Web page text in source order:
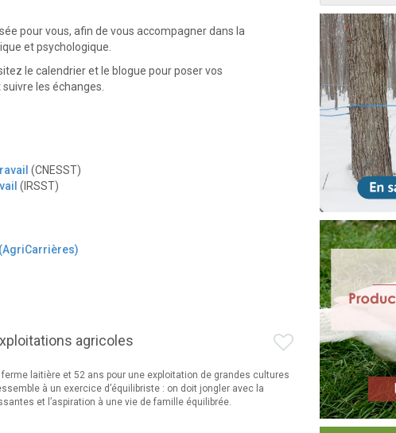
pour vous, afin de vous accompagner dans la
et psychologique.
le calendrier et le blogue pour poser vos
les échanges.
(CNESST)
(IRSST)
agricoles
ferme laitière et 52 ans pour une exploitation de grandes cultures
à un exercice d’équilibriste : on doit jongler avec la
et l’aspiration à une vie de famille équilibrée.